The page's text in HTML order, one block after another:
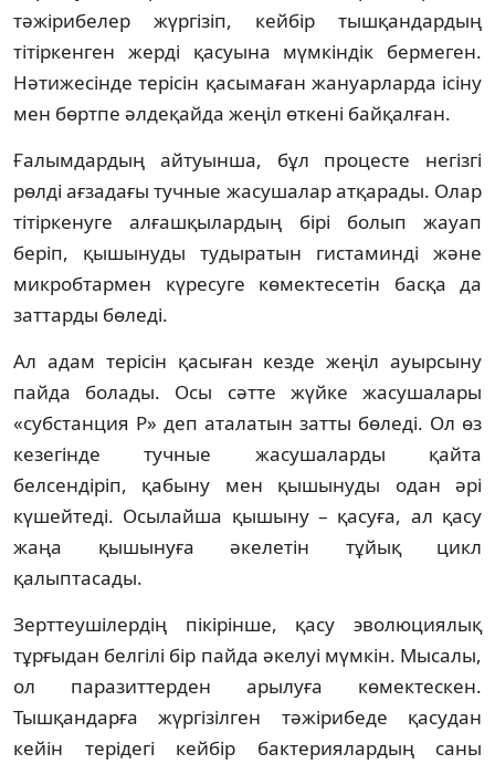
тәжірибелер жүргізіп, кейбір тышқандардың
тітіркенген жерді қасуына мүмкіндік бермеген.
Нәтижесінде терісін қасымаған жануарларда ісіну
мен бөртпе әлдеқайда жеңіл өткені байқалған.
Ғалымдардың айтуынша, бұл процесте негізгі
рөлді ағзадағы тучные жасушалар атқарады. Олар
тітіркенуге алғашқылардың бірі болып жауап
беріп, қышынуды тудыратын гистаминді және
микробтармен күресуге көмектесетін басқа да
заттарды бөледі.
Ал адам терісін қасыған кезде жеңіл ауырсыну
пайда болады. Осы сәтте жүйке жасушалары
«субстанция P» деп аталатын затты бөледі. Ол өз
кезегінде тучные жасушаларды қайта
белсендіріп, қабыну мен қышынуды одан әрі
күшейтеді. Осылайша қышыну – қасуға, ал қасу
жаңа қышынуға әкелетін тұйық цикл
қалыптасады.
Зерттеушілердің пікірінше, қасу эволюциялық
тұрғыдан белгілі бір пайда әкелуі мүмкін. Мысалы,
ол паразиттерден арылуға көмектескен.
Тышқандарға жүргізілген тәжірибеде қасудан
кейін терідегі кейбір бактериялардың саны